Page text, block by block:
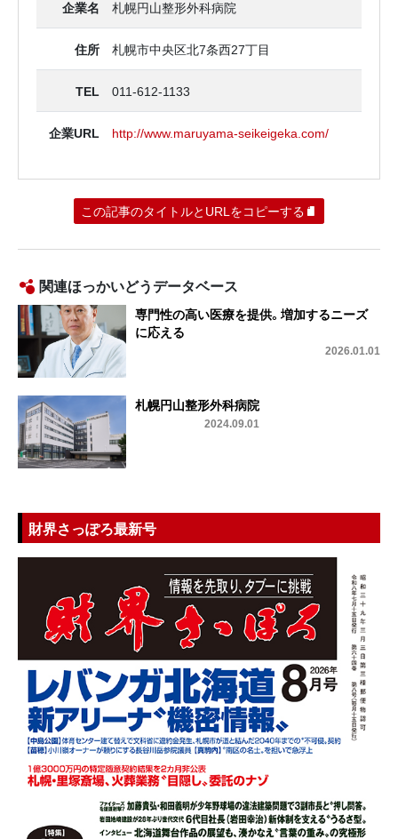
企業名 札幌円山整形外科病院
住所 札幌市中央区北7条西27丁目
TEL 011-612-1133
企業URL http://www.maruyama-seikeigeka.com/
この記事のタイトルとURLをコピーする
関連ほっかいどうデータベース
専門性の高い医療を提供。増加するニーズ
に応える
2026.01.01
札幌円山整形外科病院
2024.09.01
財界さっぽろ最新号